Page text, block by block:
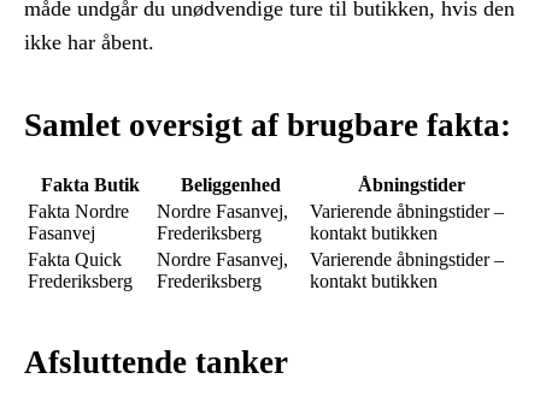
måde undgår du unødvendige ture til butikken, hvis den
ikke har åbent.
Samlet oversigt af brugbare fakta:
Fakta Butik Beliggenhed
Åbningstider
Fakta Nordre
Fasanvej
Nordre Fasanvej,
Frederiksberg
Varierende åbningstider –
kontakt butikken
Fakta Quick
Frederiksberg
Nordre Fasanvej,
Frederiksberg
Varierende åbningstider –
kontakt butikken
Afsluttende tanker